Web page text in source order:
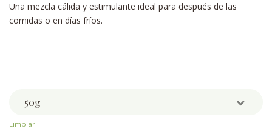
Una mezcla cálida y estimulante ideal para después de las
comidas o en días fríos.
Limpiar